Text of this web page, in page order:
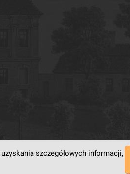
szczegółowych informacji,